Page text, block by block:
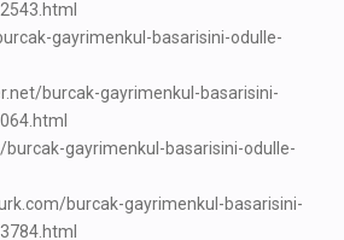
gayrimenkul-basarisini-odulle-
burcak-gayrimenkul-basarisini-
gayrimenkul-basarisini-odulle-
burcak-gayrimenkul-basarisini-